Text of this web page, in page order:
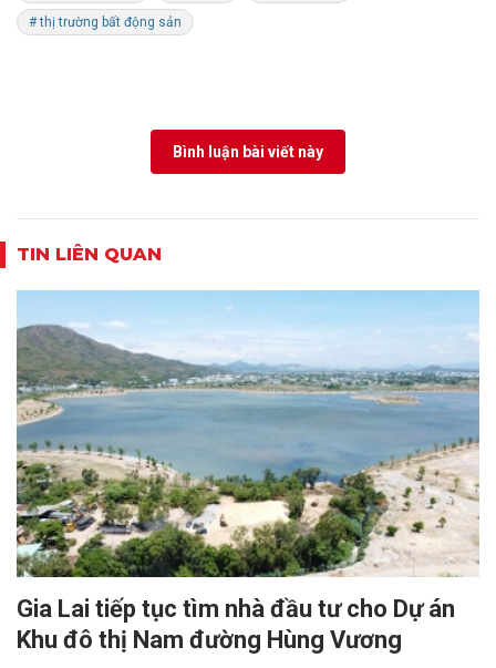
# thị trường bất động sản
Bình luận bài viết này
TIN LIÊN QUAN
Gia Lai tiếp tục tìm nhà đầu tư cho Dự án
Khu đô thị Nam đường Hùng Vương